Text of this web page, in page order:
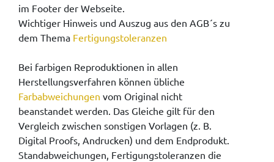
im Footer der Webseite.
Wichtiger Hinweis und Auszug aus den AGB´s zu
dem Thema Fertigungstoleranzen
Bei farbigen Reproduktionen in allen
Herstellungsverfahren können übliche
Farbabweichungen vom Original nicht
beanstandet werden. Das Gleiche gilt für den
Vergleich zwischen sonstigen Vorlagen (z. B.
Digital Proofs, Andrucken) und dem Endprodukt.
Standabweichungen, Fertigungstoleranzen die